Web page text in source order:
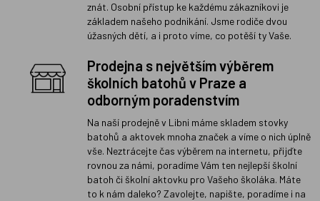
znát. Osobní přístup ke každému zákazníkovi je
základem našeho podnikání. Jsme rodiče dvou
úžasných dětí, a i proto víme, co potěší ty Vaše.
Prodejna s největším výběrem
školních batohů v Praze a
odborným poradenstvím
Na naší prodejně v Libni máme skladem stovky
batohů a aktovek mnoha značek a víme o nich úplně
vše. Neztrácejte čas výběrem na internetu, přijďte
rovnou za námi, poradíme Vám ten nejlepší školní
batoh či školní aktovku pro Vašeho školáka. Máte
to k nám daleko? Zavolejte, napište, poradíme i na